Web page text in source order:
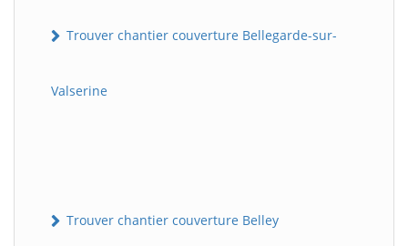
Trouver chantier couverture Bellegarde-sur-
Valserine
Trouver chantier couverture Belley